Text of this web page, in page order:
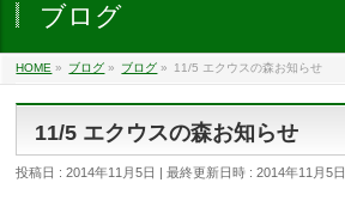
ブログ
HOME » ブログ » ブログ » 11/5 エクウスの森お知らせ
11/5 エクウスの森お知らせ
投稿日 : 2014年11月5日 最終更新日時 : 2014年11月5日